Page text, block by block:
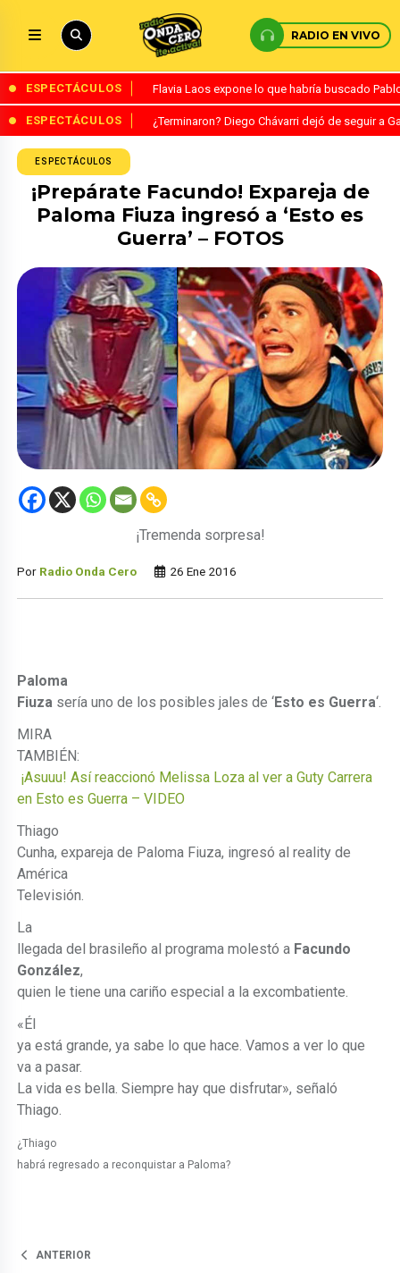
RADIO EN VIVO
ESPECTÁCULOS Flavia Laos expone lo que habría buscado
ESPECTÁCULOS ¿Terminaron? Diego Chávarri dejó de seguir a
ESPECTÁCULOS
¡Prepárate Facundo! Expareja de
Paloma Fiuza ingresó a ‘Esto es
Guerra’ – FOTOS
¡Tremenda sorpresa!
Por Radio Onda Cero 26 Ene 2016
Paloma
Fiuza sería uno de los posibles jales de ‘Esto es Guerra‘.
MIRA
TAMBIÉN:
¡Asuuu! Así reaccionó Melissa Loza al ver a Guty Carrera
en Esto es Guerra – VIDEO
Thiago
Cunha, expareja de Paloma Fiuza, ingresó al reality de
América
Televisión.
La
llegada del brasileño al programa molestó a Facundo
González,
quien le tiene una cariño especial a la excombatiente.
«Él
ya está grande, ya sabe lo que hace. Vamos a ver lo que
va a pasar.
La vida es bella. Siempre hay que disfrutar», señaló
Thiago.
¿Thiago
habrá regresado a reconquistar a Paloma?
ANTERIOR